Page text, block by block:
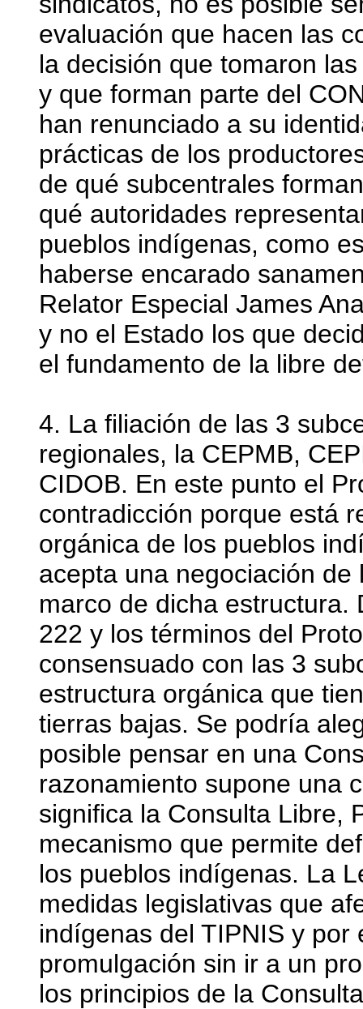
evaluación que hacen las
la decisión que tomaron
y que forman parte del
han renunciado a su
prácticas de los
de qué subcentrales
qué autoridades
pueblos indígenas, como
haberse encarado
Relator Especial James
y no el Estado los que
el fundamento de la libre
4. La filiación de las 3
regionales, la CEPMB,
CIDOB. En este punto el
contradicción porque está
orgánica de los pueblos
acepta una negociación
marco de dicha
222 y los términos del
consensuado con las 3
estructura orgánica que
tierras bajas. Se podría
posible pensar en una
razonamiento supone una
significa la Consulta Libre,
mecanismo que permite
los pueblos indígenas. La
medidas legislativas que
indígenas del TIPNIS y por
promulgación sin ir a un
los principios de la